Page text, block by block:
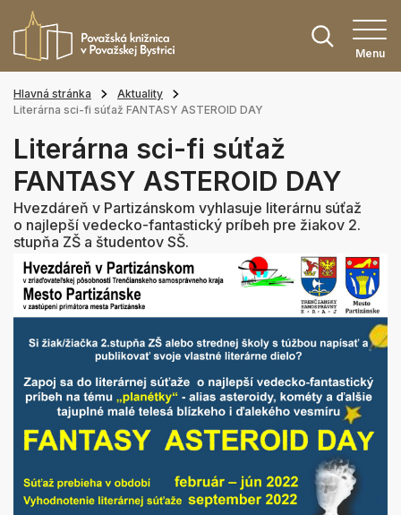
Menu
Hlavná stránka
Aktuality
Literárna sci-fi súťaž FANTASY ASTEROID DAY
Literárna sci-fi súťaž
FANTASY ASTEROID DAY
Hvezdáreň v Partizánskom vyhlasuje literárnu súťaž
o najlepší vedecko-fantastický príbeh pre žiakov 2.
stupňa ZŠ a študentov SŠ.